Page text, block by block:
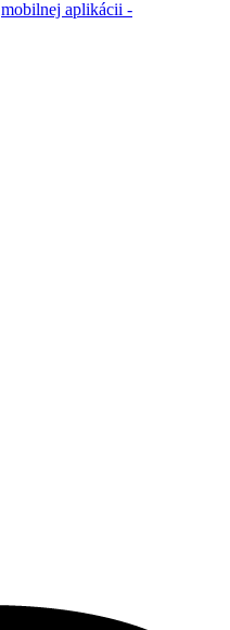
mobilnej aplikácii -